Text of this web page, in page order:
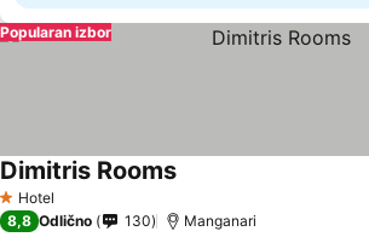
Popularan izbor
1 Zvezdice
Hotel
Dimitris Rooms
8,8 Odlično 130 Manganari